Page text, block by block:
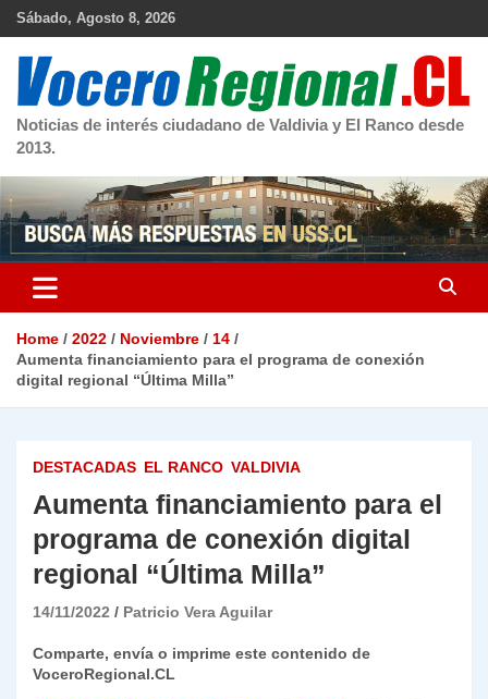
Skip
Sábado, Agosto 8, 2026
Noticias de interés ciudadano de Valdivia y El Ranco desde
2013.
Home 2022 Noviembre
14
Aumenta financiamiento para el programa de conexión
digital regional “Última Milla”
DESTACADAS EL RANCO VALDIVIA
Aumenta financiamiento para el
programa de conexión digital
regional “Última Milla”
14/11/2022 Patricio Vera Aguilar
Comparte, envía o imprime este contenido de
VoceroRegional.CL